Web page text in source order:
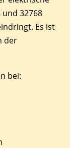
und 32768
Es ist
der
bei: